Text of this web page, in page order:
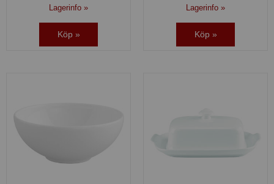
Lagerinfo »
Köp »
Lagerinfo »
Köp »